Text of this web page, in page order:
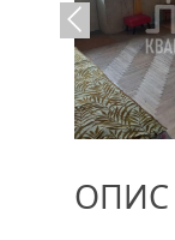
ОПИС